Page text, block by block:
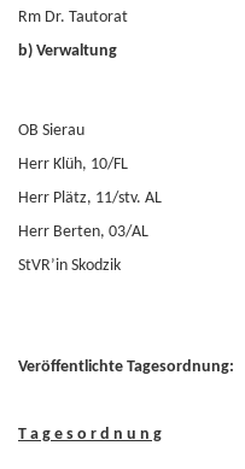
Rm Dr. Tautorat
b) Verwaltung
OB Sierau
Herr Klüh, 10/FL
Herr Plätz, 11/stv. AL
Herr Berten, 03/AL
StVR’in Skodzik
Veröffentlichte Tagesordnung:
T a g e s o r d n u n g